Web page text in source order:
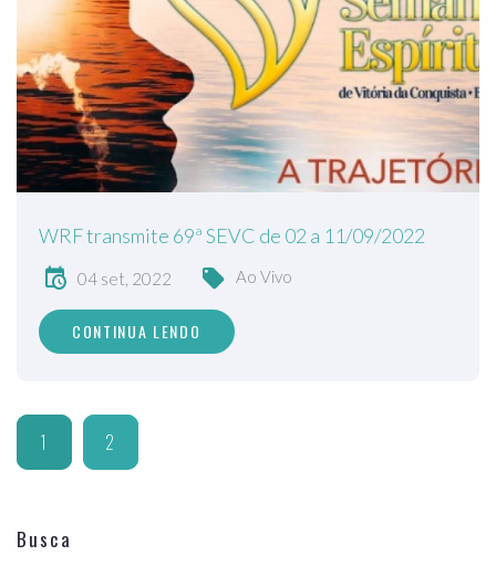
WRF transmite 69ª SEVC de 02 a 11/09/2022
04 set, 2022 Ao Vivo
CONTINUA LENDO
1 2
Busca